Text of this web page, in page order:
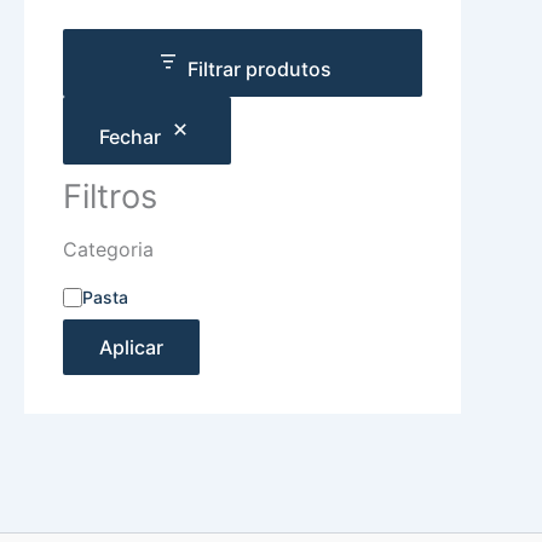
Filtrar produtos
Fechar
Filtros
Categoria
Pasta
Aplicar